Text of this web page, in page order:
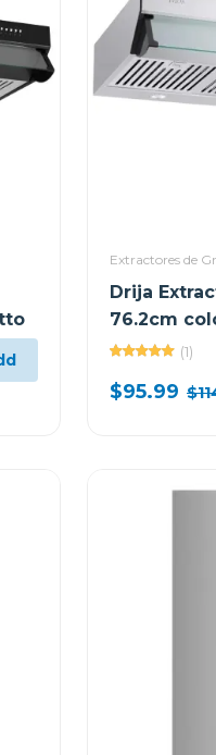
Extractores de
Drija
76.2cm
(1)
$95.99